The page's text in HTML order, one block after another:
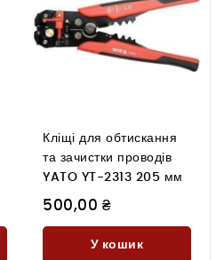
Кліщі для обтискання
та зачистки проводів
YATO YT-2313 205 мм
500,00 ₴
У кошик